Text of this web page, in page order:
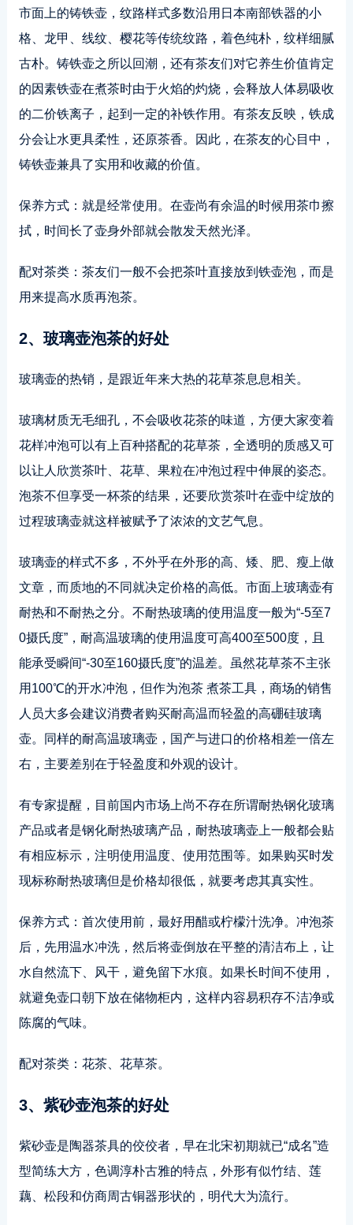
市面上的铸铁壶，纹路样式多数沿用日本南部铁器的小
格、龙甲、线纹、樱花等传统纹路，着色纯朴，纹样细腻
古朴。铸铁壶之所以回潮，还有茶友们对它养生价值肯定
的因素铁壶在煮茶时由于火焰的灼烧，会释放人体易吸收
的二价铁离子，起到一定的补铁作用。有茶友反映，铁成
分会让水更具柔性，还原茶香。因此，在茶友的心目中，
铸铁壶兼具了实用和收藏的价值。
保养方式：就是经常使用。在壶尚有余温的时候用茶巾擦
拭，时间长了壶身外部就会散发天然光泽。
配对茶类：茶友们一般不会把茶叶直接放到铁壶泡，而是
用来提高水质再泡茶。
2、玻璃壶泡茶的好处
玻璃壶的热销，是跟近年来大热的花草茶息息相关。
玻璃材质无毛细孔，不会吸收花茶的味道，方便大家变着
花样冲泡可以有上百种搭配的花草茶，全透明的质感又可
以让人欣赏茶叶、花草、果粒在冲泡过程中伸展的姿态。
泡茶不但享受一杯茶的结果，还要欣赏茶叶在壶中绽放的
过程玻璃壶就这样被赋予了浓浓的文艺气息。
玻璃壶的样式不多，不外乎在外形的高、矮、肥、瘦上做
文章，而质地的不同就决定价格的高低。市面上玻璃壶有
耐热和不耐热之分。不耐热玻璃的使用温度一般为“-5至7
0摄氏度”，耐高温玻璃的使用温度可高400至500度，且
能承受瞬间“-30至160摄氏度”的温差。虽然花草茶不主张
用100℃的开水冲泡，但作为泡茶 煮茶工具，商场的销售
人员大多会建议消费者购买耐高温而轻盈的高硼硅玻璃
壶。同样的耐高温玻璃壶，国产与进口的价格相差一倍左
右，主要差别在于轻盈度和外观的设计。
有专家提醒，目前国内市场上尚不存在所谓耐热钢化玻璃
产品或者是钢化耐热玻璃产品，耐热玻璃壶上一般都会贴
有相应标示，注明使用温度、使用范围等。如果购买时发
现标称耐热玻璃但是价格却很低，就要考虑其真实性。
保养方式：首次使用前，最好用醋或柠檬汁洗净。冲泡茶
后，先用温水冲洗，然后将壶倒放在平整的清洁布上，让
水自然流下、风干，避免留下水痕。如果长时间不使用，
就避免壶口朝下放在储物柜内，这样内容易积存不洁净或
陈腐的气味。
配对茶类：花茶、花草茶。
3、紫砂壶泡茶的好处
紫砂壶是陶器茶具的佼佼者，早在北宋初期就已“成名”造
型简练大方，色调淳朴古雅的特点，外形有似竹结、莲
藕、松段和仿商周古铜器形状的，明代大为流行。